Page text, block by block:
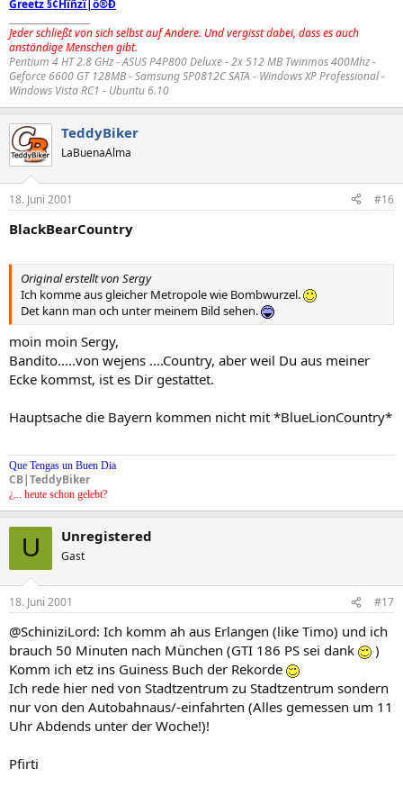
Greetz §¢Hîñzî|ö®Ð
Jeder schließt von sich selbst auf Andere. Und vergisst dabei, dass es auch
anständige Menschen gibt.
Pentium 4 HT 2.8 GHz - ASUS P4P800 Deluxe - 2x 512 MB Twinmos 400Mhz -
Geforce 6600 GT 128MB - Samsung SP0812C SATA - Windows XP Professional -
Windows Vista RC1 - Ubuntu 6.10
TeddyBiker
LaBuenaAlma
18. Juni 2001 #16
BlackBearCountry
Original erstellt von Sergy
Ich komme aus gleicher Metropole wie Bombwurzel.
Det kann man och unter meinem Bild sehen.
moin moin Sergy,
Bandito.....von wejens ....Country, aber weil Du aus meiner
Ecke kommst, ist es Dir gestattet.
Hauptsache die Bayern kommen nicht mit *BlueLionCountry*
Que Tengas un Buen Dia
CB|TeddyBiker
¿... heute schon gelebt?
U Unregistered
Gast
18. Juni 2001 #17
@SchiniziLord: Ich komm ah aus Erlangen (like Timo) und ich
brauch 50 Minuten nach München (GTI 186 PS sei dank
)
Komm ich etz ins Guiness Buch der Rekorde
Ich rede hier ned von Stadtzentrum zu Stadtzentrum sondern
nur von den Autobahnaus/-einfahrten (Alles gemessen um 11
Uhr Abdends unter der Woche!)!
Pfirti